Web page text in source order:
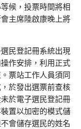
候，投票時間將相
主席陸啟康晚上將
民登記冊系統出現
作安排，利用正式
票站工作人員須同
於發出選票前查核
於電子選民登記冊
置以加密的模式儲
會儲存選民的姓名